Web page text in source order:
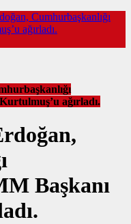
Cumhurbaşkanlığı
ağırladı.
ağırladı.
Başkanı